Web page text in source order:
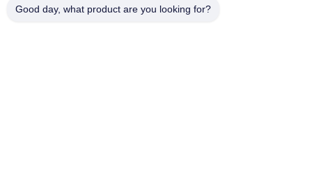
Good day, what product are you looking for?